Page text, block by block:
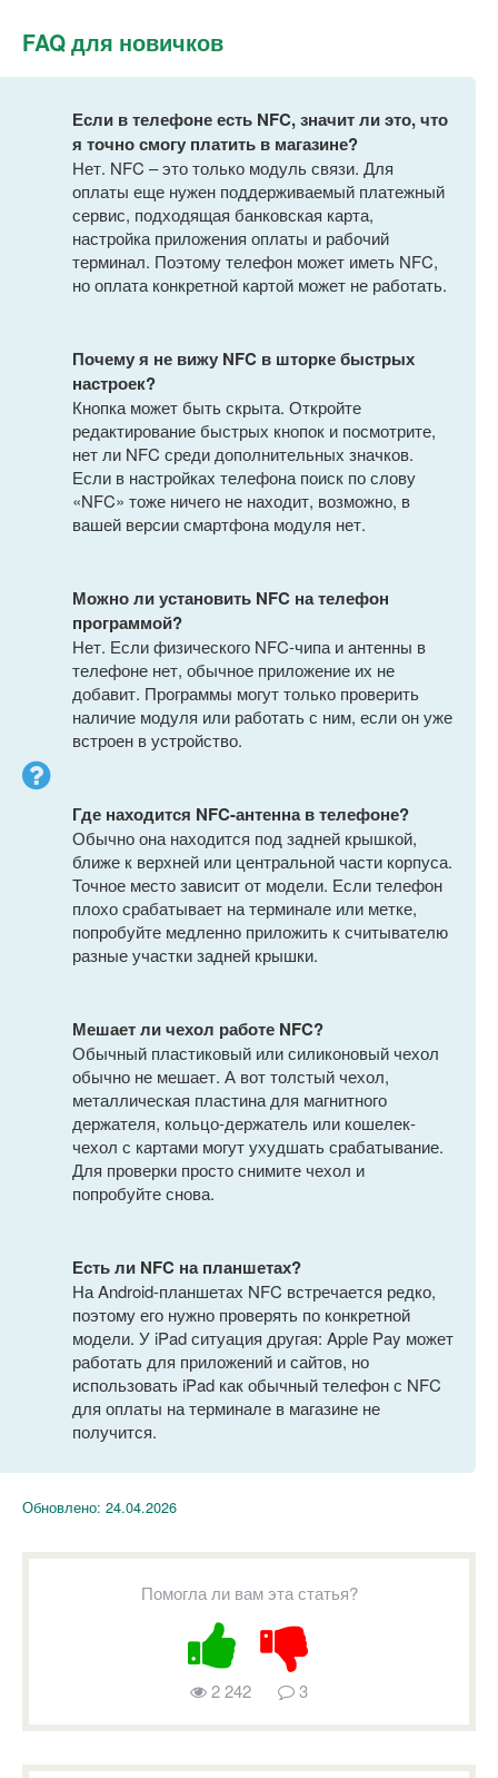
FAQ для новичков
Если в телефоне есть NFC, значит ли это, что
я точно смогу платить в магазине?
Нет. NFC – это только модуль связи. Для
оплаты еще нужен поддерживаемый платежный
сервис, подходящая банковская карта,
настройка приложения оплаты и рабочий
терминал. Поэтому телефон может иметь NFC,
но оплата конкретной картой может не работать.
Почему я не вижу NFC в шторке быстрых
настроек?
Кнопка может быть скрыта. Откройте
редактирование быстрых кнопок и посмотрите,
нет ли NFC среди дополнительных значков.
Если в настройках телефона поиск по слову
«NFC» тоже ничего не находит, возможно, в
вашей версии смартфона модуля нет.
Можно ли установить NFC на телефон
программой?
Нет. Если физического NFC-чипа и антенны в
телефоне нет, обычное приложение их не
добавит. Программы могут только проверить
наличие модуля или работать с ним, если он уже
встроен в устройство.
Где находится NFC-антенна в телефоне?
Обычно она находится под задней крышкой,
ближе к верхней или центральной части корпуса.
Точное место зависит от модели. Если телефон
плохо срабатывает на терминале или метке,
попробуйте медленно приложить к считывателю
разные участки задней крышки.
Мешает ли чехол работе NFC?
Обычный пластиковый или силиконовый чехол
обычно не мешает. А вот толстый чехол,
металлическая пластина для магнитного
держателя, кольцо-держатель или кошелек-
чехол с картами могут ухудшать срабатывание.
Для проверки просто снимите чехол и
попробуйте снова.
Есть ли NFC на планшетах?
На Android-планшетах NFC встречается редко,
поэтому его нужно проверять по конкретной
модели. У iPad ситуация другая: Apple Pay может
работать для приложений и сайтов, но
использовать iPad как обычный телефон с NFC
для оплаты на терминале в магазине не
получится.
Обновлено: 24.04.2026
Помогла ли вам эта статья?
2 242 3